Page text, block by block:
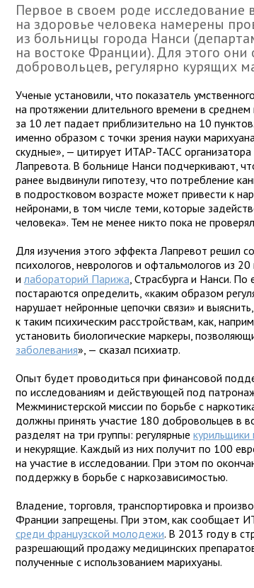
Первое в своем роде исследование
на здоровье человека намерены
из больницы города Нанси
на востоке Франции). Для этого они
добровольцев, регулярно курящих
Ученые установили, что показатель
на протяжении длительного времени в
за 10 лет падает приблизительно на 10
именно образом с точки зрения науки
скудные», — цитирует ИТАР-ТАСС организатора
Лапревота. В больнице Нанси подчеркивают,
ранее выдвинули гипотезу, что потребление
в подростковом возрасте может привести к
нейронами, в том числе теми, которые
человека». Тем не менее никто пока не
Для изучения этого эффекта Лапревот решил
психологов, неврологов и офтальмологов из
илабораторий Парижа, Страсбурга и Нанси. По
постараются определить, «каким образом
нарушает нейронные цепочки связи» и
к таким психическим расстройствам, как,
установить биологические маркеры,
заболевания», — сказал психиатр.
Опыт будет проводиться при финансовой
по исследованиям и действующей под
Межминистерской миссии по борьбе с
должны принять участие 180 добровольцев в
разделят на три группы: регулярные
и некурящие. Каждый из них получит по 100
на участие в исследовании. При этом по
поддержку в борьбе с наркозависимостью.
Владение, торговля, транспортировка и
Франции запрещены. При этом, как сообщает
среди французской молодежи. В 2013 году в
разрешающий продажу медицинских
полученные с использованием марихуаны.